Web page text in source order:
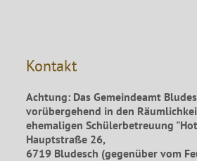
Kontakt
Achtung: Das Gemeindeamt
vorübergehend in den
ehemaligen Schülerbetreuung
Hauptstraße 26,
6719 Bludesch (gegenüber vom